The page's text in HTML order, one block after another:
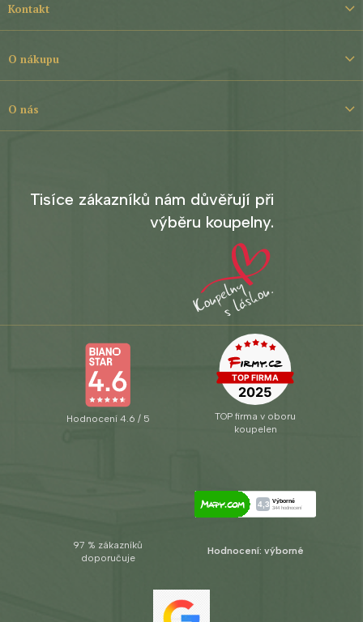
í
Kontakt
O nákupu
O nás
Tisíce zákazníků nám důvěřují při
výběru koupelny.
Hodnocení 4.6 / 5
TOP firma v oboru
koupelen
97 % zákazníků
doporučuje
Hodnocení: výborné